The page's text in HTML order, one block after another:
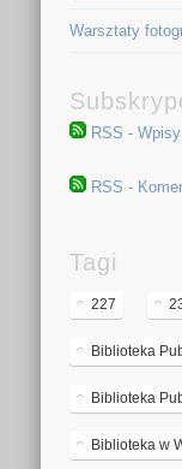
Warsztaty
RSS - Wpisy
RSS -
Tagi
227
Biblioteka
Biblioteka
Biblioteka w